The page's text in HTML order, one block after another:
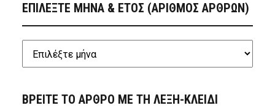
ΕΠΙΛΕΞΤΕ ΜΗΝΑ & ΕΤΟΣ (ΑΡΙΘΜΟΣ ΑΡΘΡΩΝ)
ΒΡΕΙΤΕ ΤΟ ΑΡΘΡΟ ΜΕ ΤΗ ΛΕΞΗ-ΚΛΕΙΔΙ